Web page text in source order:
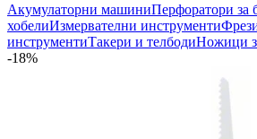
Акумулаторни машиниПерфоратори за
хобелиИзмервателни инструменти
инструментиТакери и телбодиНожици
-18%